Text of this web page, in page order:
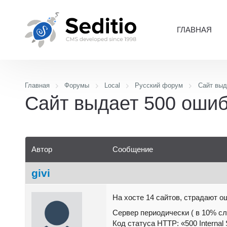
ГЛАВНАЯ
Главная Форумы Local Русский форум Сайт
Сайт выдает 500
Автор Сообщение
givi
На хосте 14 сайтов, страдают
Сервер периодически ( в 10%
Код статуса HTTP: «500 Internal